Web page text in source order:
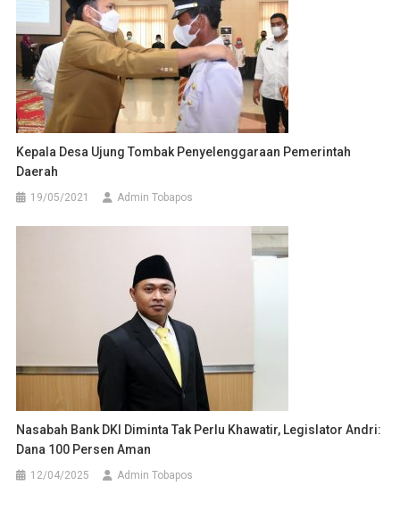
Kepala Desa Ujung Tombak Penyelenggaraan Pemerintah
Daerah
19/05/2021 Admin Tobapos
Nasabah Bank DKI Diminta Tak Perlu Khawatir, Legislator Andri:
Dana 100 Persen Aman
12/04/2025 Admin Tobapos